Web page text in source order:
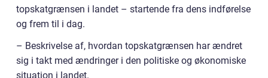
topskatgrænsen i landet – startende fra dens indførelse
og frem til i dag.
– Beskrivelse af, hvordan topskatgrænsen har ændret
sig i takt med ændringer i den politiske og økonomiske
situation i landet.